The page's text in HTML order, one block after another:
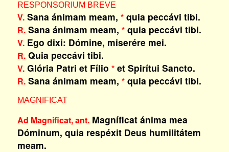
RESPONSORIUM BREVE
V.Sana ánimam meam, *quia peccávi tibi.
R.Sana ánimam meam, *quia peccávi tibi.
V.Ego dixi: Dómine, miserére mei.
R.Quia peccávi tibi.
V.Glória Patri et Fílio *et Spirítui Sancto.
R.Sana ánimam meam, *quia peccávi tibi.
MAGNIFICAT
Ad Magnificat, ant. Magníficat ánima mea
Dóminum, quia respéxit Deus humilitátem
meam.